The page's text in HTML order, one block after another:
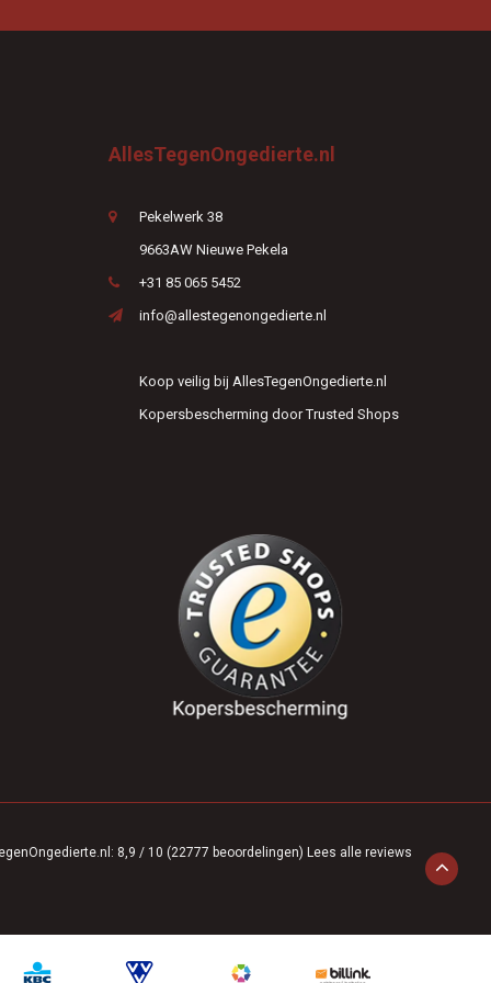
AllesTegenOngedierte.nl
Pekelwerk 38
9663AW Nieuwe Pekela
+31 85 065 5452
info@allestegenongedierte.nl
Koop veilig bij AllesTegenOngedierte.nl
Kopersbescherming door Trusted Shops
: 8,9 / 10 (22777 beoordelingen) Lees alle reviews